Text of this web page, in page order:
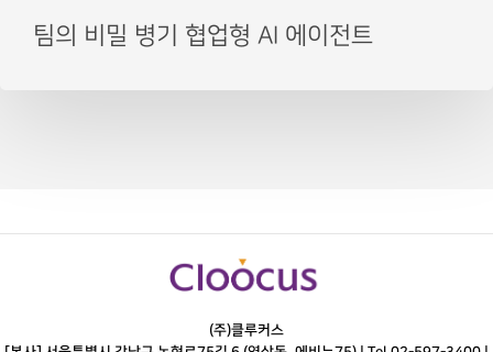
팀의 비밀 병기 협업형 AI 에이전트
(주)클루커스